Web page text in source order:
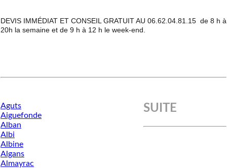
DEVIS IMMÉDIAT ET CONSEIL GRATUIT AU 06.62.04.81.15 de 8 h à
20h la semaine et de 9 h à 12 h le week-end.
Aguts
Aiguefonde
Alban
Albi
Albine
Algans
Almayrac
SUITE